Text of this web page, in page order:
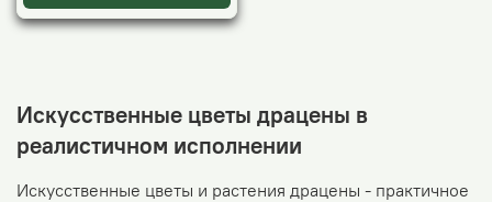
Искусственные цветы драцены в
реалистичном исполнении
Искусственные цветы и растения драцены - практичное